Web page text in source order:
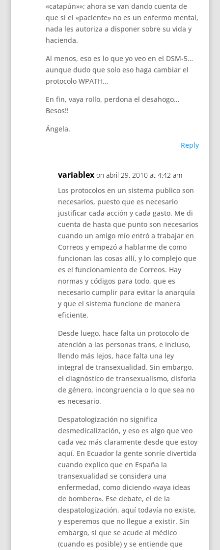
«catapún»»; ahora se van dando cuenta de
que si el «paciente» no es un enfermo mental,
nada les autoriza a disponer sobre su vida y
hacienda.
Al menos, eso es lo que yo veo en el DSM-5…
aunque dudo que solo eso haga cambiar el
protocolo WPATH…
En fin, vaya rollo, perdona el desahogo…
Besos!!
Ángela.
Reply
variablex on abril 29, 2010 at 4:42 am
Los protocolos en un sistema publico son
necesarios, puesto que es necesario
justificar cada acción y cada gasto. Me di
cuenta de hasta que punto son necesarios
cuando un amigo mío entró a trabajar en
Correos y empezó a hablarme de como
funcionan las cosas allí, y lo complejo que
es el funcionamiento de Correos. Hay
normas y códigos para todo, que es
necesario cumplir para evitar la anarquía
y que el sistema funcione de manera
eficiente.
Desde luego, hace falta un protocolo de
atención a las personas trans, e incluso,
llendo más lejos, hace falta una ley
integral de transexualidad. Sin embargo,
el diagnóstico de transexualismo, disforia
de género, incongruencia o lo que sea no
es necesario.
Despatologización no significa
desmedicalización, y eso es algo que veo
cada vez más claramente desde que estoy
aquí. En Ecuador la gente sonríe divertida
cuando explico que en España la
transexualidad se considera una
enfermedad, como diciendo «vaya ideas
de bombero». Ese debate, el de la
despatologización, aquí todavía no existe,
y esperemos que no llegue a existir. Sin
embargo, si que se acude al médico
(cuando es posible) y se entiende que